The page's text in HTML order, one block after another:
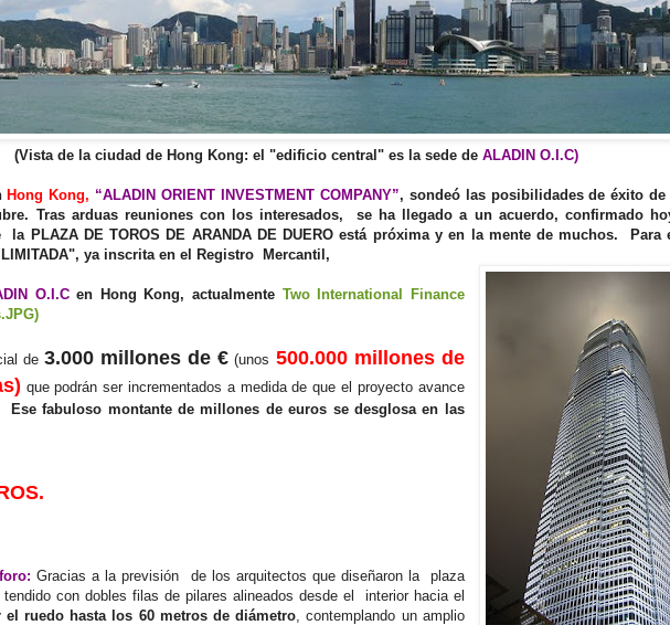
(Vista de la ciudad de Hong Kong: el "edificio central" es la sede de ALADIN O.I.C)
Hong Kong, “ALADIN ORIENT INVESTMENT COMPANY”, sondeó las posibilidades de éxito
Tras arduas reuniones con los interesados, se ha llegado a un acuerdo, confirmado
PLAZA DE TOROS DE ARANDA DE DUERO está próxima y en la mente de muchos. Para
ya inscrita en el Registro Mercantil,
O.I.Cen Hong Kong, actualmente Two International Finance
de 3.000 millones de € (unos 500.000 millones de
que podrán ser incrementados a medida de que el proyecto avance
Ese fabuloso montante de millones de euros se desglosa en las
Gracias a la previsión de los arquitectos que diseñaron la plaza
con dobles filas de pilares alineados desde el interior hacia el
el ruedo hasta los 60 metros de diámetro , contemplando un amplio